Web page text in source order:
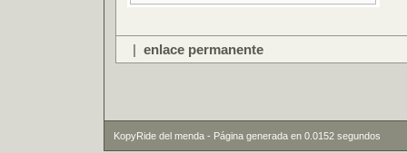
| enlace permanente
KopyRide del menda - Página generada en 0.0152 segundos